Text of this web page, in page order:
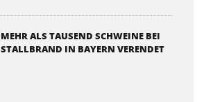
MEHR ALS TAUSEND SCHWEINE BEI
STALLBRAND IN BAYERN VERENDET